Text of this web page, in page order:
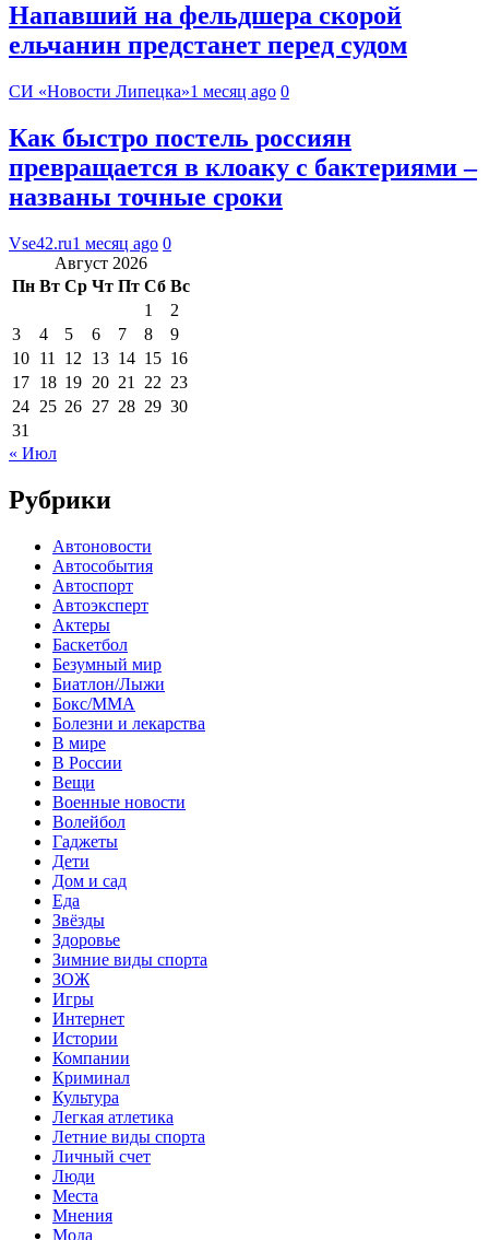
Напавший на фельдшера скорой
ельчанин предстанет перед судом
СИ «Новости Липецка»1 месяц ago 0
Как быстро постель россиян
превращается в клоаку с бактериями –
названы точные сроки
Vse42.ru1 месяц ago 0
Август 2026
Пн Вт Ср Чт Пт Сб Вс
1
2
3
4 5 6 7 8
9
10 11 12 13 14 15 16
17 18 19 20 21 22 23
24 25 26 27 28 29 30
31
« Июл
Рубрики
Автоновости
Автособытия
Автоспорт
Автоэксперт
Актеры
Баскетбол
Безумный мир
Биатлон/Лыжи
Бокс/MMA
Болезни и лекарства
В мире
В России
Вещи
Военные новости
Волейбол
Гаджеты
Дети
Дом и сад
Еда
Звёзды
Здоровье
Зимние виды спорта
ЗОЖ
Игры
Интернет
Истории
Компании
Криминал
Культура
Легкая атлетика
Летние виды спорта
Личный счет
Люди
Места
Мнения
Мода